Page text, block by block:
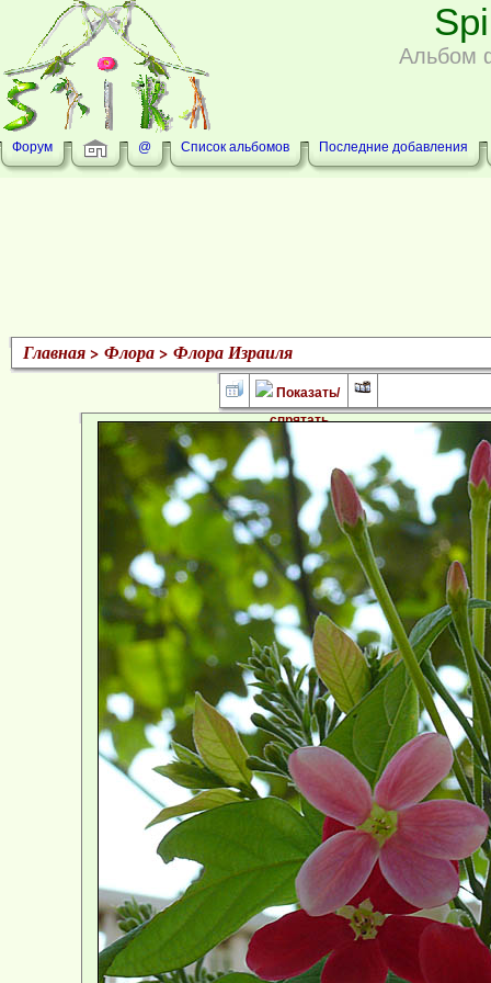
Альбом
Форум @ Список альбомов Последние добавления
Главная> Флора> Флора Израиля